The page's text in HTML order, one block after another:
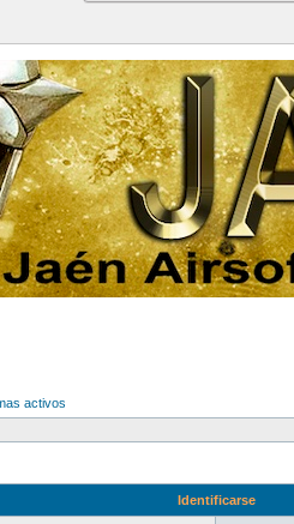
activos
Identificarse